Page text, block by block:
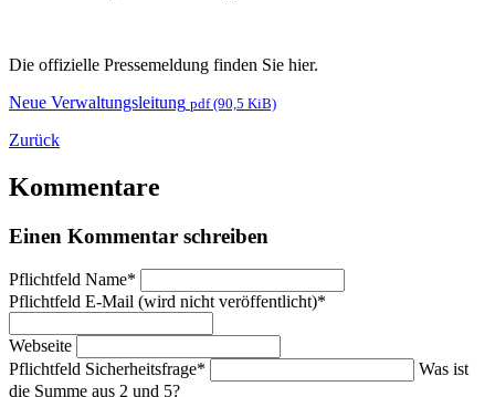
Die offizielle Pressemeldung finden Sie hier.
Neue Verwaltungsleitung pdf (90,5 KiB)
Zurück
Kommentare
Einen Kommentar schreiben
Pflichtfeld Name*
Pflichtfeld E-Mail (wird nicht veröffentlicht)*
Webseite
Pflichtfeld Sicherheitsfrage*
Was ist
die Summe aus 2 und 5?